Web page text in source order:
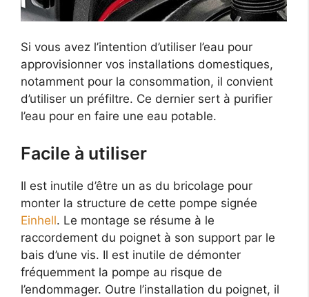
Si vous avez l’intention d’utiliser l’eau pour
approvisionner vos installations domestiques,
notamment pour la consommation, il convient
d’utiliser un préfiltre. Ce dernier sert à purifier
l’eau pour en faire une eau potable.
Facile à utiliser
Il est inutile d’être un as du bricolage pour
monter la structure de cette pompe signée
Einhell. Le montage se résume à le
raccordement du poignet à son support par le
bais d’une vis. Il est inutile de démonter
fréquemment la pompe au risque de
l’endommager. Outre l’installation du poignet, il